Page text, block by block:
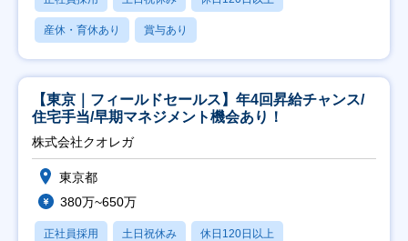
産休・育休あり 賞与あり
【東京｜フィールドセールス】年4回昇給チャンス/
住宅手当/早期マネジメント機会あり！
株式会社クオレガ
東京都
380万~650万
正社員採用 土日祝休み 休日120日以上